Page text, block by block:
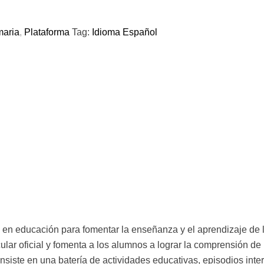
, Plataforma Tag: Idioma Español
educación para fomentar la enseñanza y el aprendizaje
oficial y fomenta a los alumnos a lograr la comprensión
en una batería de actividades educativas, episodios